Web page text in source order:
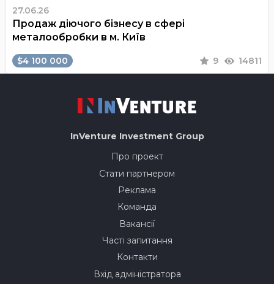
27.06.26
Продаж діючого бізнесу в сфері
металообробки в м. Київ
$4 100 000 9 14811
InVenture Investment Group
Про проект
Стати партнером
Реклама
Команда
Вакансії
Часті запитання
Контакти
Вхід адміністратора